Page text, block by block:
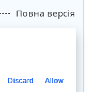
Повна версія
Discard Allow